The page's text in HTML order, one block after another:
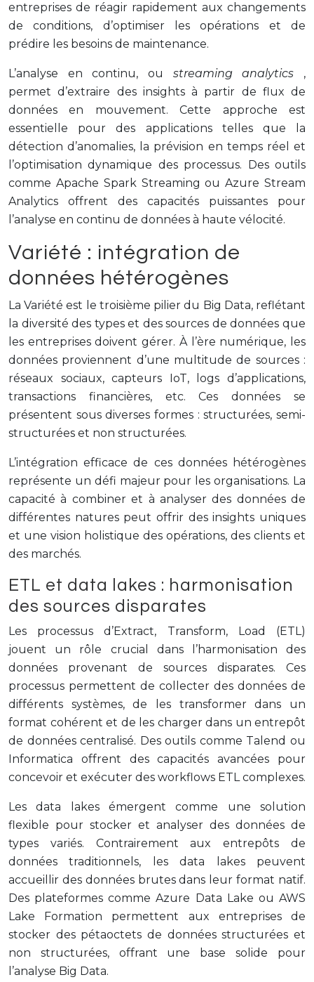
entreprises de réagir rapidement aux changements
de conditions, d’optimiser les opérations et de
prédire les besoins de maintenance.
L’analyse en continu, ou streaming analytics ,
permet d’extraire des insights à partir de flux de
données en mouvement. Cette approche est
essentielle pour des applications telles que la
détection d’anomalies, la prévision en temps réel et
l’optimisation dynamique des processus. Des outils
comme Apache Spark Streaming ou Azure Stream
Analytics offrent des capacités puissantes pour
l’analyse en continu de données à haute vélocité.
Variété : intégration de
données hétérogènes
La Variété est le troisième pilier du Big Data, reflétant
la diversité des types et des sources de données que
les entreprises doivent gérer. À l’ère numérique, les
données proviennent d’une multitude de sources :
réseaux sociaux, capteurs IoT, logs d’applications,
transactions financières, etc. Ces données se
présentent sous diverses formes : structurées, semi-
structurées et non structurées.
L’intégration efficace de ces données hétérogènes
représente un défi majeur pour les organisations. La
capacité à combiner et à analyser des données de
différentes natures peut offrir des insights uniques
et une vision holistique des opérations, des clients et
des marchés.
ETL et data lakes : harmonisation
des sources disparates
Les processus d’Extract, Transform, Load (ETL)
jouent un rôle crucial dans l’harmonisation des
données provenant de sources disparates. Ces
processus permettent de collecter des données de
différents systèmes, de les transformer dans un
format cohérent et de les charger dans un entrepôt
de données centralisé. Des outils comme Talend ou
Informatica offrent des capacités avancées pour
concevoir et exécuter des workflows ETL complexes.
Les data lakes émergent comme une solution
flexible pour stocker et analyser des données de
types variés. Contrairement aux entrepôts de
données traditionnels, les data lakes peuvent
accueillir des données brutes dans leur format natif.
Des plateformes comme Azure Data Lake ou AWS
Lake Formation permettent aux entreprises de
stocker des pétaoctets de données structurées et
non structurées, offrant une base solide pour
l’analyse Big Data.